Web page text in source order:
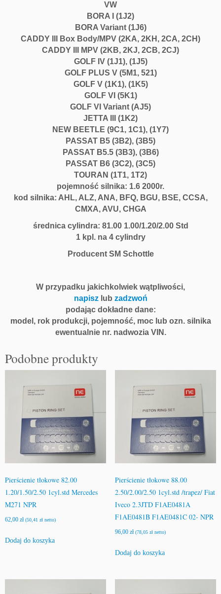
VW
BORA I (1J2)
BORA Variant (1J6)
CADDY III Box Body/MPV (2KA, 2KH, 2CA, 2CH)
CADDY III MPV (2KB, 2KJ, 2CB, 2CJ)
GOLF IV (1J1), (1J5)
GOLF PLUS V (5M1, 521)
GOLF V (1K1), (1K5)
GOLF VI (5K1)
GOLF VI Variant (AJ5)
JETTA III (1K2)
NEW BEETLE (9C1, 1C1), (1Y7)
PASSAT B5 (3B2), (3B5)
PASSAT B5.5 (3B3), (3B6)
PASSAT B6 (3C2), (3C5)
TOURAN (1T1, 1T2)
pojemność silnika: 1.6 2000r.
kod silnika: AHL, ALZ, ANA, BFQ, BGU, BSE, CCSA,
CMXA, AVU, CHGA
średnica cylindra: 81.00 1.00/1.20/2.00 Std
1 kpl. na 4 cylindry
Producent SM Schottle
W przypadku jakichkolwiek wątpliwości,
napiszlub zadzwoń
podając dokładne dane:
model, rok produkcji, pojemność, moc lub ozn. silnika
ewentualnie nr. nadwozia VIN.
Podobne produkty
Pierścienie tłokowe 82.00
1.20/1.50/2.50 1cyl.std Mercedes
M271 NPR
62,00 zł (50,41 zł netto)
Dodaj do koszyka
Pierścienie tłokowe 88.00
2.50/2.00/2.50 1cyl.std /trapez/ Fiat
Iveco 2.3JTD F1AE0481A
F1AE0481B F1AE0481C 02- NPR
96,00 zł (78,05 złnetto)
Dodaj do koszyka